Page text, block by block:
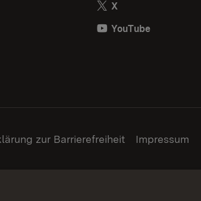
X
YouTube
zur Barrierefreiheit Impressum